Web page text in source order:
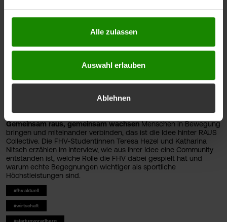
Sie unterhttps://www.fhv.at/datenschutz
Alle zulassen
Auswahl erlauben
Ablehnen
Gemeinsam raus, gemeinsam wachsenMenschen in Bewegung
bringen und miteinander verbinden, das ist die Idee hinter RAUS
Collective. Die FHV-Studentinnen Teresa Hezel und Katharina
Nitsch erzählen im Interview, wie aus ihrer Idee eine Community
entstanden ist, welche Rolle die FHV dabei gespielt hat und
warum echte Begegnungen wichtiger als sportliche
Höchstleistungen sind.
#fhv aktuell
#wirtschaft
#startupvorarlberg